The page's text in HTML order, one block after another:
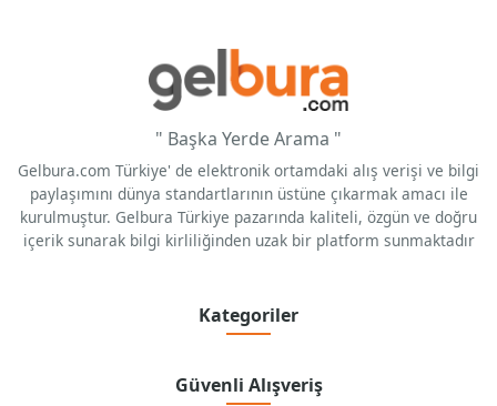
" Başka Yerde Arama "
Gelbura.com Türkiye' de elektronik ortamdaki alış verişi ve bilgi
paylaşımını dünya standartlarının üstüne çıkarmak amacı ile
kurulmuştur. Gelbura Türkiye pazarında kaliteli, özgün ve doğru
içerik sunarak bilgi kirliliğinden uzak bir platform sunmaktadır
Kategoriler
Güvenli Alışveriş